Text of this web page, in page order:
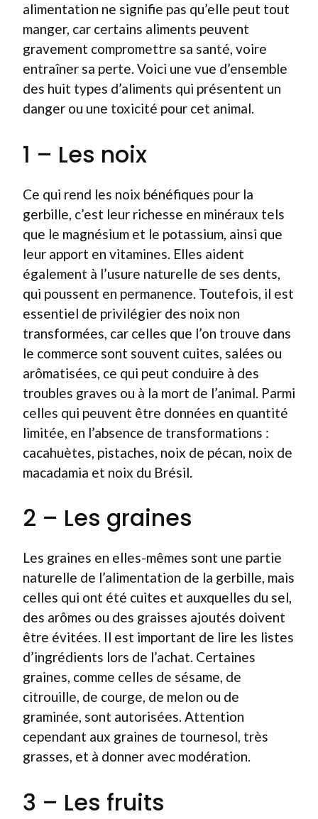
alimentation ne signifie pas qu’elle peut tout
manger, car certains aliments peuvent
gravement compromettre sa santé, voire
entraîner sa perte. Voici une vue d’ensemble
des huit types d’aliments qui présentent un
danger ou une toxicité pour cet animal.
1 – Les noix
Ce qui rend les noix bénéfiques pour la
gerbille, c’est leur richesse en minéraux tels
que le magnésium et le potassium, ainsi que
leur apport en vitamines. Elles aident
également à l’usure naturelle de ses dents,
qui poussent en permanence. Toutefois, il est
essentiel de privilégier des noix non
transformées, car celles que l’on trouve dans
le commerce sont souvent cuites, salées ou
arômatisées, ce qui peut conduire à des
troubles graves ou à la mort de l’animal. Parmi
celles qui peuvent être données en quantité
limitée, en l’absence de transformations :
cacahuètes, pistaches, noix de pécan, noix de
macadamia et noix du Brésil.
2 – Les graines
Les graines en elles-mêmes sont une partie
naturelle de l’alimentation de la gerbille, mais
celles qui ont été cuites et auxquelles du sel,
des arômes ou des graisses ajoutés doivent
être évitées. Il est important de lire les listes
d’ingrédients lors de l’achat. Certaines
graines, comme celles de sésame, de
citrouille, de courge, de melon ou de
graminée, sont autorisées. Attention
cependant aux graines de tournesol, très
grasses, et à donner avec modération.
3 – Les fruits